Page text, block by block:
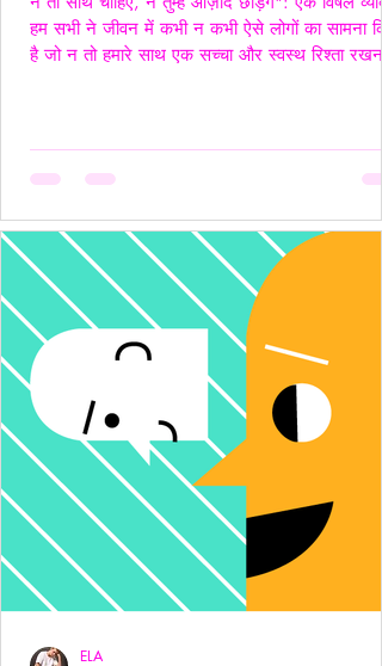
हम सभी ने जीवन में कभी न कभी ऐसे लोगों का सामना
है जो न तो हमारे साथ एक सच्चा और स्वस्थ रिश्ता रखना
अक्सर "Toxic", यानी विषैले व्यवहार के उदाहरण होते हैं,
ELA